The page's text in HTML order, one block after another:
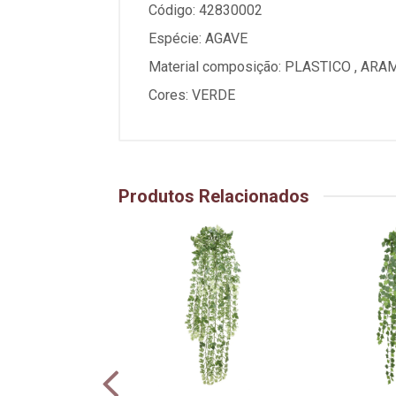
Código: 42830002
Espécie: AGAVE
Material composição: PLASTICO ,
Cores: VERDE
Produtos Relacionados